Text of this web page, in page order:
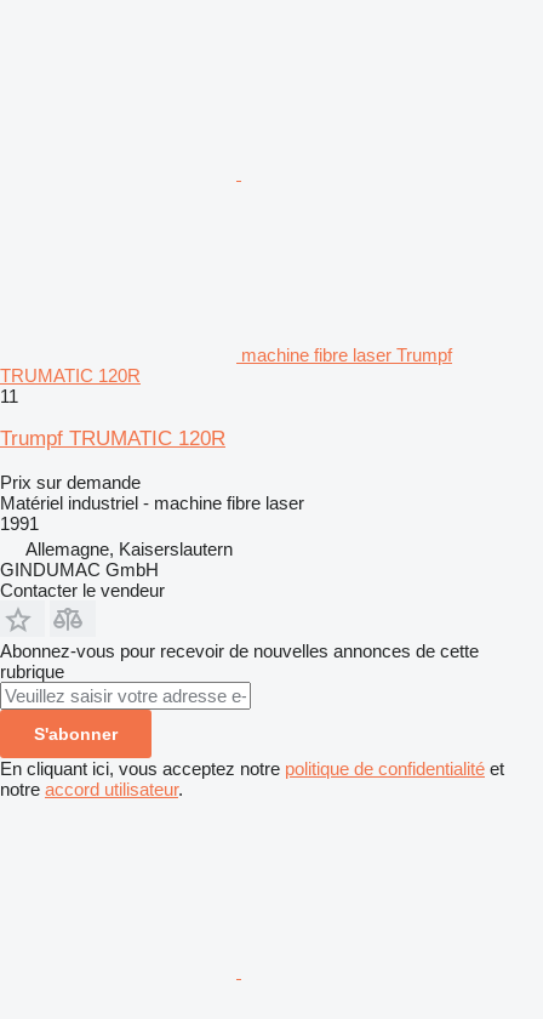
machine fibre laser Trumpf
TRUMATIC 120R
11
Trumpf TRUMATIC 120R
Prix sur demande
Matériel industriel - machine fibre laser
1991
Allemagne, Kaiserslautern
GINDUMAC GmbH
Contacter le vendeur
Abonnez-vous pour recevoir de nouvelles annonces de cette
rubrique
S'abonner
En cliquant ici, vous acceptez notre politique de confidentialité et
notre accord utilisateur.